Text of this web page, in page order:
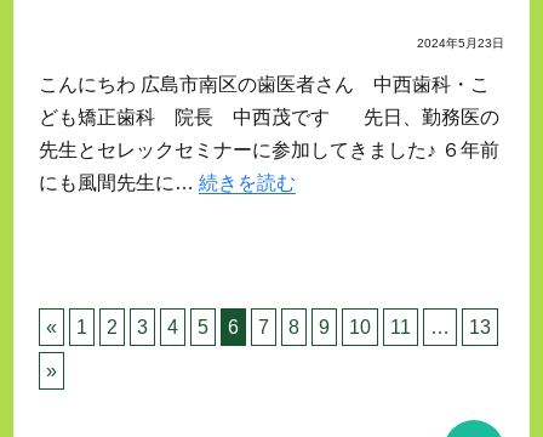
2024年5月23日
こんにちわ 広島市南区の歯医者さん 中西歯科・こ
ども矯正歯科 院長 中西茂です 先日、勤務医の
先生とセレックセミナーに参加してきました♪ ６年前
にも風間先生に… 続きを読む
« 1 2 3 4 5 6 7 8 9 10 11 … 13
»